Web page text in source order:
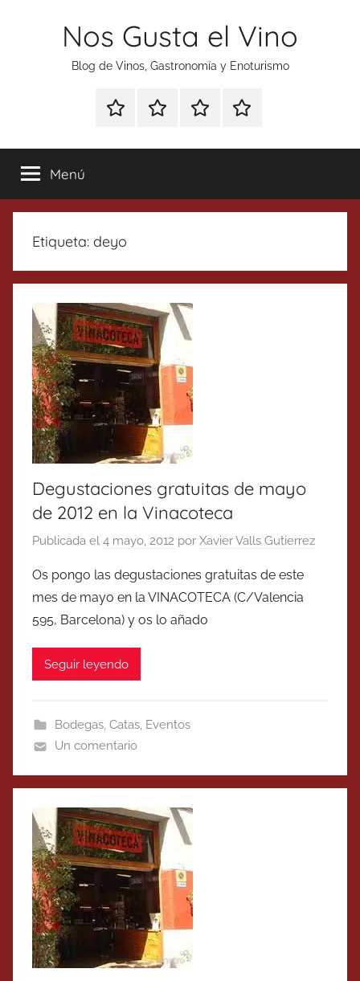
Nos Gusta el Vino
Blog de Vinos, Gastronomía y Enoturismo
Especial
Tonics
Enoturismo
Gastronomía
RankingContacto
Menú
Etiqueta: deyo
Degustaciones gratuitas de mayo
de 2012 en la Vinacoteca
Publicada el 4 mayo, 2012 por Xavier Valls Gutierrez
Os pongo las degustaciones gratuitas de este
mes de mayo en la VINACOTECA (C/Valencia
595, Barcelona) y os lo añado
Seguir leyendo
Bodegas, Catas, Eventos
Un comentario